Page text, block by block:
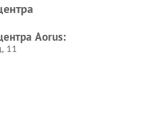
Aorus:
11